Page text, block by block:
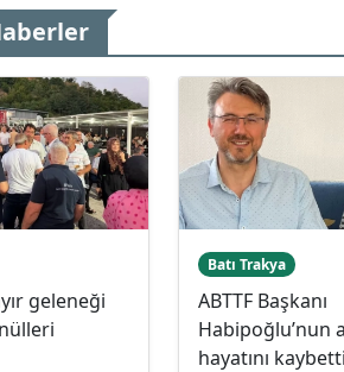
geleneği
Batı Trakya
ABTTF Başkanı
Habipoğlu’nun
hayatını kaybetti